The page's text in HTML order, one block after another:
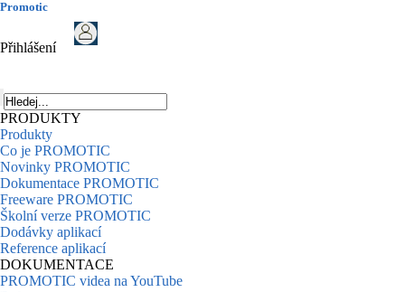
Promotic
Přihlášení
PRODUKTY
Produkty
Co je PROMOTIC
Novinky PROMOTIC
Dokumentace PROMOTIC
Freeware PROMOTIC
Školní verze PROMOTIC
Dodávky aplikací
Reference aplikací
DOKUMENTACE
PROMOTIC videa na YouTube